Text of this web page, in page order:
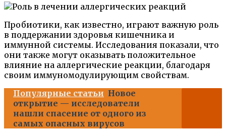
Пробиотики, как известно, играют важную роль
в поддержании здоровья кишечника и
иммунной системы. Исследования показали, что
они также могут оказывать положительное
влияние на аллергические реакции, благодаря
своим иммуномодулирующим свойствам.
Популярные статьи Новое
открытие — исследователи
нашли спасение от одного из
самых опасных вирусов